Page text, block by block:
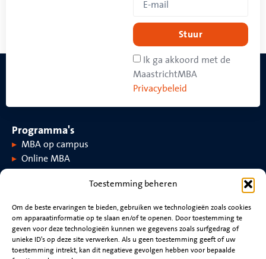
Toestemming beheren
Om de beste ervaringen te bieden, gebruiken we technologieën zoals cookies
om apparaatinformatie op te slaan en/of te openen. Door toestemming te
geven voor deze technologieën kunnen we gegevens zoals surfgedrag of
unieke ID's op deze site verwerken. Als u geen toestemming geeft of uw
toestemming intrekt, kan dit negatieve gevolgen hebben voor bepaalde
Ik ga akkoord met de
MaastrichtMBA
Privacybeleid
Stuur
Programma's
MBA op campus
Online MBA
Over MaastrichtMBA
Over MaastrichtMBA
Universiteit Maastricht
Rankings en accreditaties
Evenementen
Nieuws
Video's